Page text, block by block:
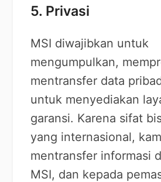
5. Privasi
MSI diwajibkan untuk
mengumpulkan,
mentransfer data
untuk menyediakan
garansi. Karena sifat
yang internasional,
mentransfer informasi
MSI, dan kepada